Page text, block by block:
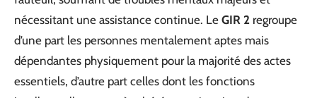
nécessitant une assistance continue. Le GIR 2 regroupe
d’une part les personnes mentalement aptes mais
dépendantes physiquement pour la majorité des actes
essentiels, d’autre part celles dont les fonctions